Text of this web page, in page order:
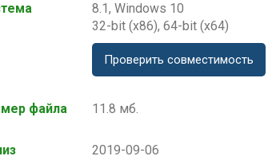
8.1, Windows 10
32-bit (x86), 64-bit (x64)
Проверить совместимость
файла 11.8 мб.
2019-09-06